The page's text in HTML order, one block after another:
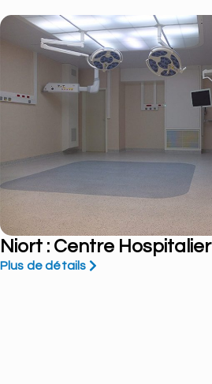
Niort : Centre Hospitalier
Plus de détails